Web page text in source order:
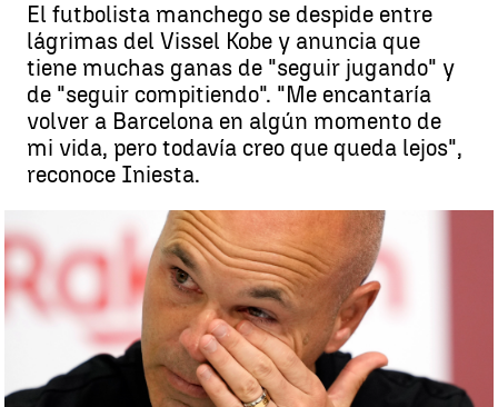
El futbolista manchego se despide entre
lágrimas del Vissel Kobe y anuncia que
tiene muchas ganas de "seguir jugando" y
de "seguir compitiendo". "Me encantaría
volver a Barcelona en algún momento de
mi vida, pero todavía creo que queda lejos",
reconoce Iniesta.
Iniesta se marcha del Vissel Kobe: "La intención era retirarme aquí
Guillermo F. Lascoiti